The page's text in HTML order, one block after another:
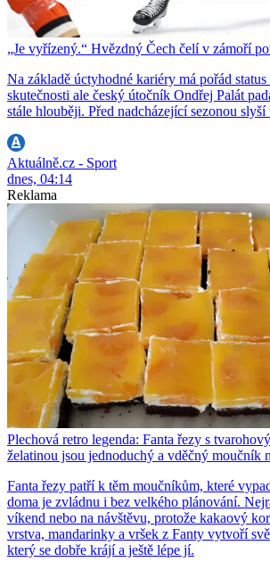
„Je vyřízený.“ Hvězdný Čech čelí v zámoří
Na základě úctyhodné kariéry má pořád
skutečnosti ale český útočník Ondřej Palát
stále hlouběji. Před nadcházející sezonou slyší
Aktuálně.cz - Sport
dnes, 04:14
Reklama
Plechová retro legenda: Fanta řezy s
želatinou jsou jednoduchý a vděčný moučník
Fanta řezy patří k těm moučníkům, které
doma je zvládnu i bez velkého plánování.
víkend nebo na návštěvu, protože kakaový
vrstva, mandarinky a vršek z Fanty vytvoří
který se dobře krájí a ještě lépe jí.